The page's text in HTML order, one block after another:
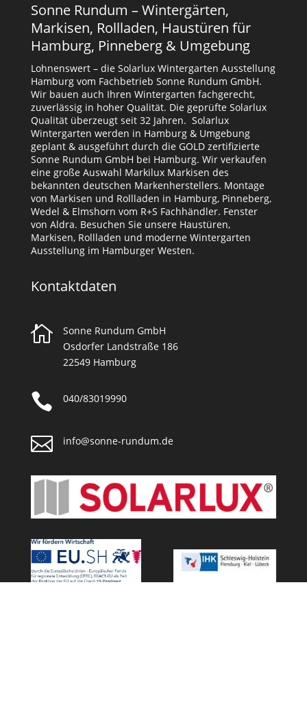
Sonne Rundum – Wintergärten,
Markisen, Rollladen, Haustüren für
Hamburg, Pinneberg & Umgebung
Lohnenswert – die Solarlux Wintergarten Ausstellung
Hamburg vom Fachbetrieb Sonne Rundum GmbH.
Wir bauen auch Ihren Wintergarten fachgerecht,
zuverlässig in hoher Qualität. Die geprüfte Solarlux
Qualität überzeugt seit 32 Jahren. Solarlux
Wintergarten werden in Hamburg & Umgebung
geplant & ausgeführt durch die GOLD zertifizierte
Sonne Rundum GmbH bei Hamburg. Wir verkaufen
eine große Auswahl Markilux Markisen des
bekannten deutschen Markenherstellers. Montage
von Markisen und Rollladen in Hamburg, Pinneberg,
Wedel & Elmshorn vom R+S Fachhändler. Fenster
von Aldra. Besuchen Sie unsere Haustüren,
Markisen, Rollladen und moderne Wintergarten
Ausstellung im Hamburger Westen.
Kontaktdaten

Sonne Rundum GmbH
Osdorfer Landstraße 186
22549 Hamburg
 040/83019990
 info@sonne-rundum.de